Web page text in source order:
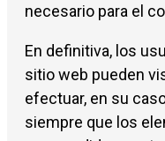
necesario para el
En definitiva, los
sitio web pueden
efectuar, en su
siempre que los